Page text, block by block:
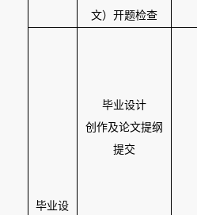
文）开题检查
毕业设
毕业设计
创作及论文提纲
提交